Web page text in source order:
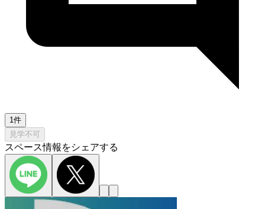
1件
見学不可
スペース情報をシェアする